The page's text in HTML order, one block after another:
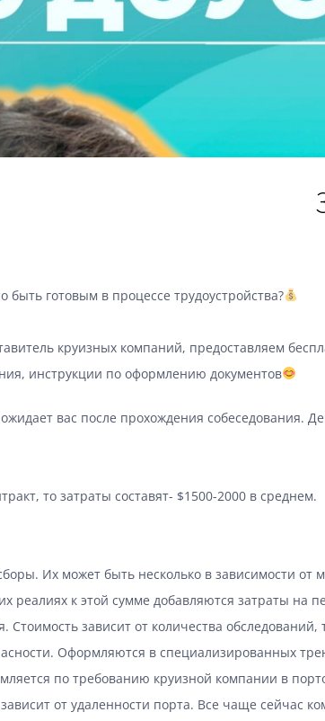
готовым в процессе трудоустройства?
круизных компаний, предоставляем
инструкции по оформлению документов
вас после прохождения собеседования.
то затраты составят- $1500-2000 в среднем.
Их может быть несколько в зависимости
реалиях к этой сумме добавляются затраты
Стоимость зависит от количества
Оформляются в специализированных
по требованию круизной компании в
от удаленности порта. Все чаще сейчас